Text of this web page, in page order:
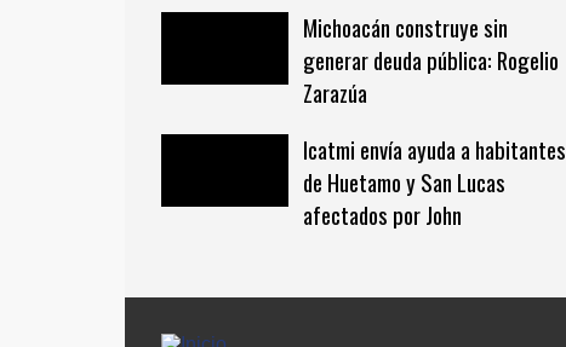
Michoacán construye sin
generar deuda pública: Rogelio
Zarazúa
Icatmi envía ayuda a habitantes
de Huetamo y San Lucas
afectados por John